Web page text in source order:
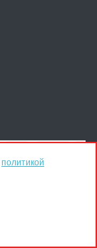
политикой